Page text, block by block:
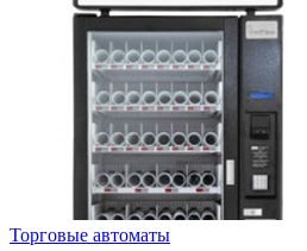
Торговые автоматы